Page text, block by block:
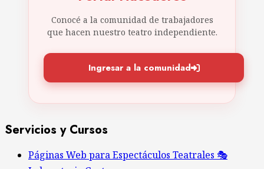
Conocé a la comunidad de trabajadores
que hacen nuestro teatro independiente.
Ingresar a la comunidad
Servicios y Cursos
Páginas Web para Espectáculos Teatrales 🎭